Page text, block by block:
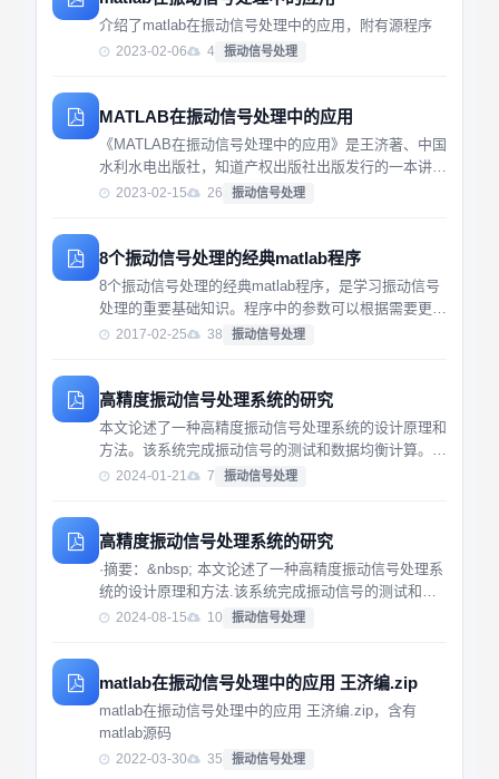
介绍了matlab在振动信号处理中的应用，附有源程序
2023-02-06 4 振动信号处理
MATLAB在振动信号处理中的应用
《MATLAB在振动信号处理中的应用》是王济著、中国
水利水电出版社，知道产权出版社出版发行的一本讲述
借助简单、高效、功能强大的MATLAB系统实现振动数
2023-02-15 26 振动信号处理
8个振动信号处理的经典matlab程序
8个振动信号处理的经典matlab程序，是学习振动信号
处理的重要基础知识。程序中的参数可以根据需要更
改，通用性强。
2017-02-25 38 振动信号处理
高精度振动信号处理系统的研究
本文论述了一种高精度振动信号处理系统的设计原理和
方法。该系统完成振动信号的测试和数据均衡计算。配
合控制控制模块可实现振动台的闭环控制。在本文的最
2024-01-21 7 振动信号处理
高精度振动信号处理系统的研究
·摘要：&nbsp; 本文论述了一种高精度振动信号处理系
统的设计原理和方法.该系统完成振动信号的测试和数
据均衡计算.配合控制控制模块可实现振动台的闭环控
2024-08-15 10 振动信号处理
matlab在振动信号处理中的应用 王济编.zip
matlab在振动信号处理中的应用 王济编.zip，含有
matlab源码
2022-03-30 35 振动信号处理